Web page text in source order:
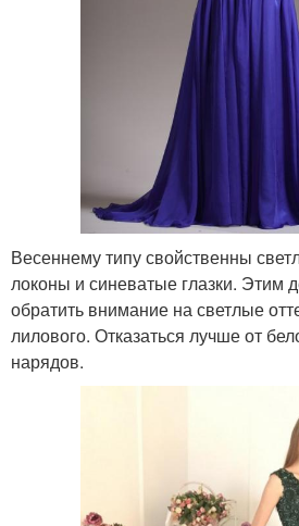
Весеннему типу свойственны
локоны и синеватые глазки. Этим
обратить внимание на светлые
лилового. Отказаться лучше от
нарядов.